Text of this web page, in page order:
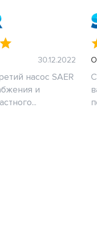
30.12.2022
насос SAER
и